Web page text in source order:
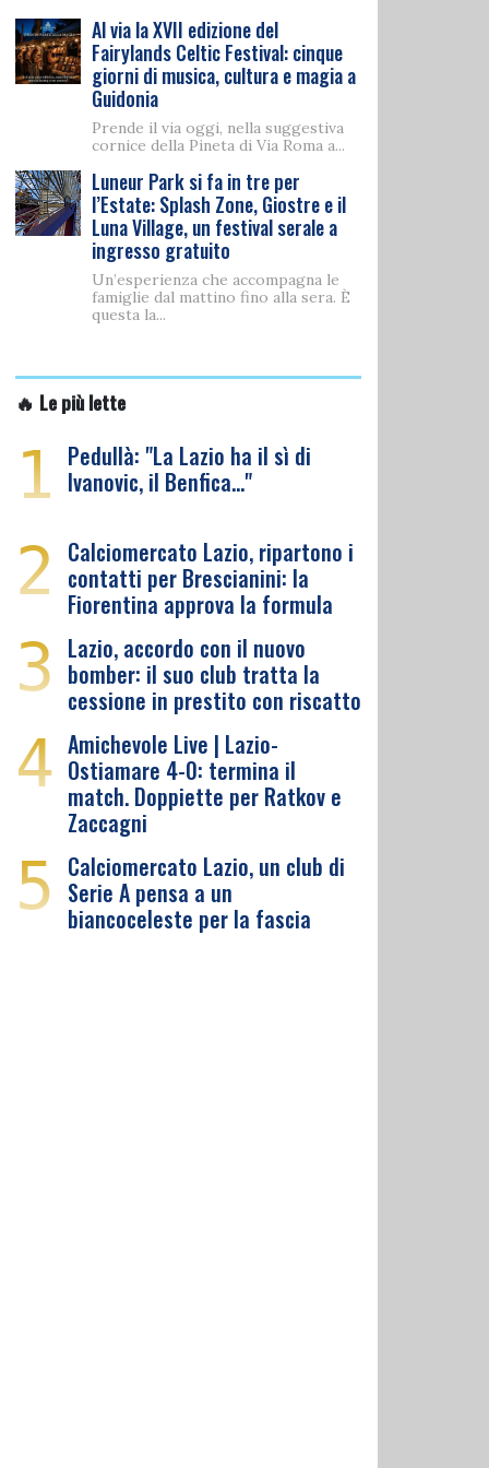
Al via la XVII edizione del
Fairylands Celtic Festival: cinque
giorni di musica, cultura e magia a
Guidonia
Prende il via oggi, nella suggestiva
cornice della Pineta di Via Roma a...
Luneur Park si fa in tre per
l’Estate: Splash Zone, Giostre e il
Luna Village, un festival serale a
ingresso gratuito
Un’esperienza che accompagna le
famiglie dal mattino fino alla sera. È
questa la...
🔥 Le più lette
1 Pedullà: "La Lazio ha il sì di
Ivanovic, il Benfica…"
2 Calciomercato Lazio, ripartono i
contatti per Brescianini: la
Fiorentina approva la formula
3 Lazio, accordo con il nuovo
bomber: il suo club tratta la
cessione in prestito con riscatto
4 Amichevole Live | Lazio-
Ostiamare 4-0: termina il
match. Doppiette per Ratkov e
Zaccagni
5 Calciomercato Lazio, un club di
Serie A pensa a un
biancoceleste per la fascia